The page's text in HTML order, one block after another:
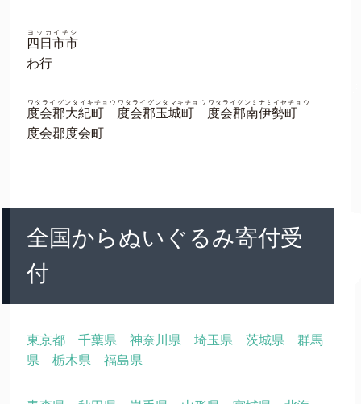
四日市市
ヨッカイチシ
わ行
度会郡大紀町
ワタライグンタイキチョウ
度会郡玉城町
ワタライグンタマキチョウ
度会郡南伊勢町
ワタライグンミナミイセチョウ
度会郡度会町
全国からぬいぐるみ寄付受
付
東京都 千葉県 神奈川県 埼玉県 茨城県
群馬
県
栃木県 福島県